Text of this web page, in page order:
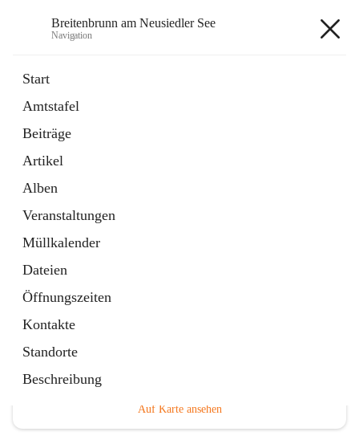
Breitenbrunn am Neusiedler See
Navigation
Start
Amtstafel
Beiträge
Artikel
Alben
Veranstaltungen
Müllkalender
Dateien
Öffnungszeiten
Kontakte
Standorte
Beschreibung
18 Schnellzugriffe
Gemeindeservice
Auf Karte ansehen